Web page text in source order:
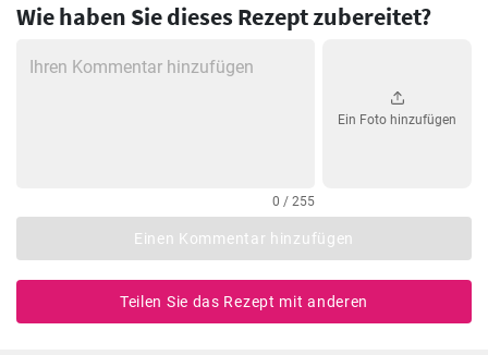
Wie haben Sie dieses Rezept zubereitet?
0 / 255
Ein Foto hinzufügen
Einen Kommentar hinzufügen
Teilen Sie das Rezept mit anderen